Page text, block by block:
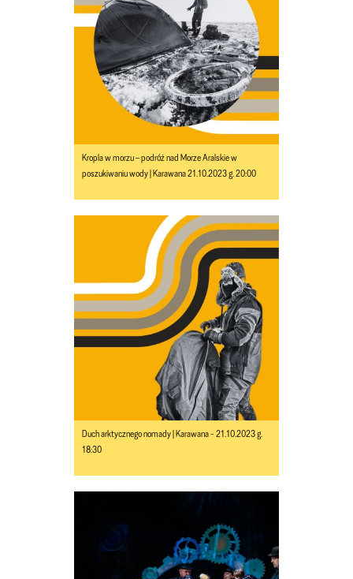
Kropla w morzu – podróż nad Morze Aralskie w
poszukiwaniu wody | Karawana 21.10.2023 g. 20:00
Duch arktycznego nomady | Karawana - 21.10.2023 g.
18:30